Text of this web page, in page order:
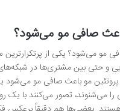
صافی مو می‌شود؟
مو می‌شود؟ یکی از
و حتی بین مشتری‌ها در
مو باعث صافی مو می‌شود
را می‌شنوند، تصور می‌کنند با یک